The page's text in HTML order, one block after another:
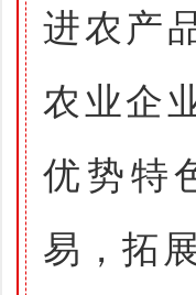
进农产
农业企
优势特
易，拓